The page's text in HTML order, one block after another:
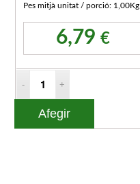
Pes mitjà unitat / porció: 1,00Kg
6,79 €
Afegir